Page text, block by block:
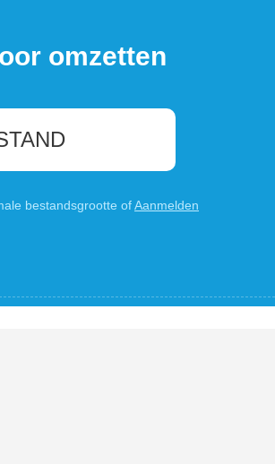
omzetten
bestandsgrootte ofAanmelden